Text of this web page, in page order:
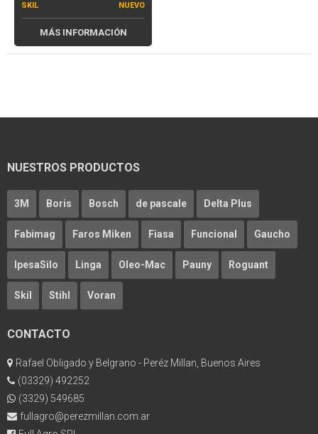
SKIL NUEVO
MÁS INFORMACIÓN
NUESTROS PRODUCTOS
3M Boris Bosch de pascale Delta Plus
Fabimag Faros Miken Fiasa Funcional Gaucho
IpesaSilo Linga Oleo-Mac Pauny Roguant
Skil Stihl Voran
CONTACTO
Rafael Obligado y Belgrano - Peréz Millan, Buenos Aires
(03329) 492252
(3329) 549685
fullagro@perezmillan.com.ar